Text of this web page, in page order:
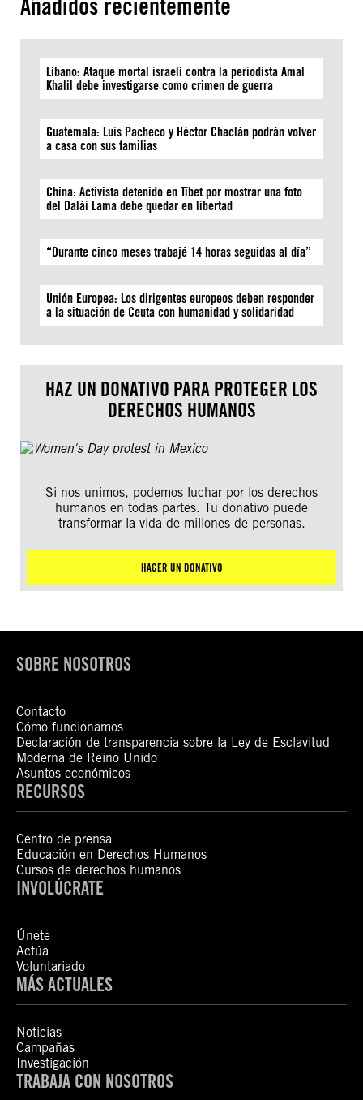
Añadidos recientemente
Líbano: Ataque mortal israelí contra la periodista Amal
Khalil debe investigarse como crimen de guerra
Guatemala: Luis Pacheco y Héctor Chaclán podrán volver
a casa con sus familias
China: Activista detenido en Tíbet por mostrar una foto
del Dalái Lama debe quedar en libertad
“Durante cinco meses trabajé 14 horas seguidas al día”
Unión Europea: Los dirigentes europeos deben responder
a la situación de Ceuta con humanidad y solidaridad
HAZ UN DONATIVO PARA PROTEGER LOS
DERECHOS HUMANOS
Si nos unimos, podemos luchar por los derechos
humanos en todas partes. Tu donativo puede
transformar la vida de millones de personas.
HACER UN DONATIVO
SOBRE NOSOTROS
Contacto
Cómo funcionamos
Declaración de transparencia sobre la Ley de Esclavitud
Moderna de Reino Unido
Asuntos económicos
RECURSOS
Centro de prensa
Educación en Derechos Humanos
Cursos de derechos humanos
INVOLÚCRATE
Únete
Actúa
Voluntariado
MÁS ACTUALES
Noticias
Campañas
Investigación
TRABAJA CON NOSOTROS